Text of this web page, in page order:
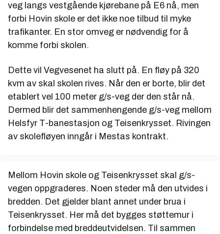
veg langs vestgående kjørebane på E6 nå, men
forbi Hovin skole er det ikke noe tilbud til myke
trafikanter. En stor omveg er nødvendig for å
komme forbi skolen.
Dette vil Vegvesenet ha slutt på. En fløy på 320
kvm av skal skolen rives. Når den er borte, blir det
etablert vel 100 meter g/s-veg der den står nå.
Dermed blir det sammenhengende g/s-veg mellom
Helsfyr T-banestasjon og Teisenkrysset. Rivingen
av skolefløyen inngår i Mestas kontrakt.
Mellom Hovin skole og Teisenkrysset skal g/s-
vegen oppgraderes. Noen steder må den utvides i
bredden. Det gjelder blant annet under brua i
Teisenkrysset. Her må det bygges støttemur i
forbindelse med breddeutvidelsen. Til sammen